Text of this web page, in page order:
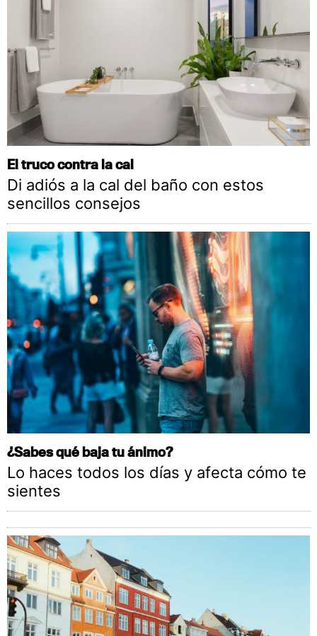
El truco contra la cal
Di adiós a la cal del baño con estos
sencillos consejos
¿Sabes qué baja tu ánimo?
Lo haces todos los días y afecta cómo te
sientes